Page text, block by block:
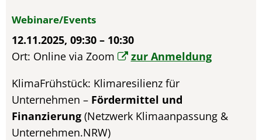
Webinare/Events
12.11.2025, 09:30 – 10:30
Ort: Online via Zoom
zur Anmeldung
KlimaFrühstück: Klimaresilienz für
Unternehmen – Fördermittel und
Finanzierung (Netzwerk Klimaanpassung &
Unternehmen.NRW)